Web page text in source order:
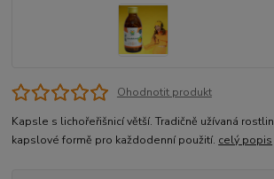
Ohodnotit produkt
Kapsle s lichořeřišnicí větší. Tradičně užívaná
kapslové formě pro každodenní použití. celý popis